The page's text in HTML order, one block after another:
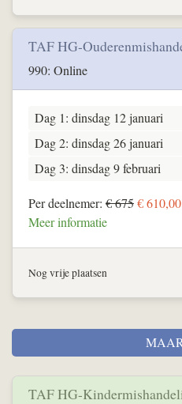
TAF HG-
990: Online
Dag 1: dinsdag 12 januari
Dag 2: dinsdag 26 januari
Dag 3: dinsdag 9 februari
Per deelnemer: € 675€ 610,00
Meer informatie
Nog vrije plaatsen
TAF HG-